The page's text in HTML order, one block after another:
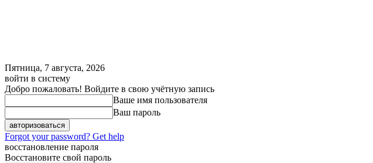
Пятница, 7 августа, 2026
войти в систему
Добро пожаловать! Войдите в свою учётную запись
Ваше имя пользователя
Ваш пароль
Forgot your password? Get help
восстановление пароля
Восстановите свой пароль